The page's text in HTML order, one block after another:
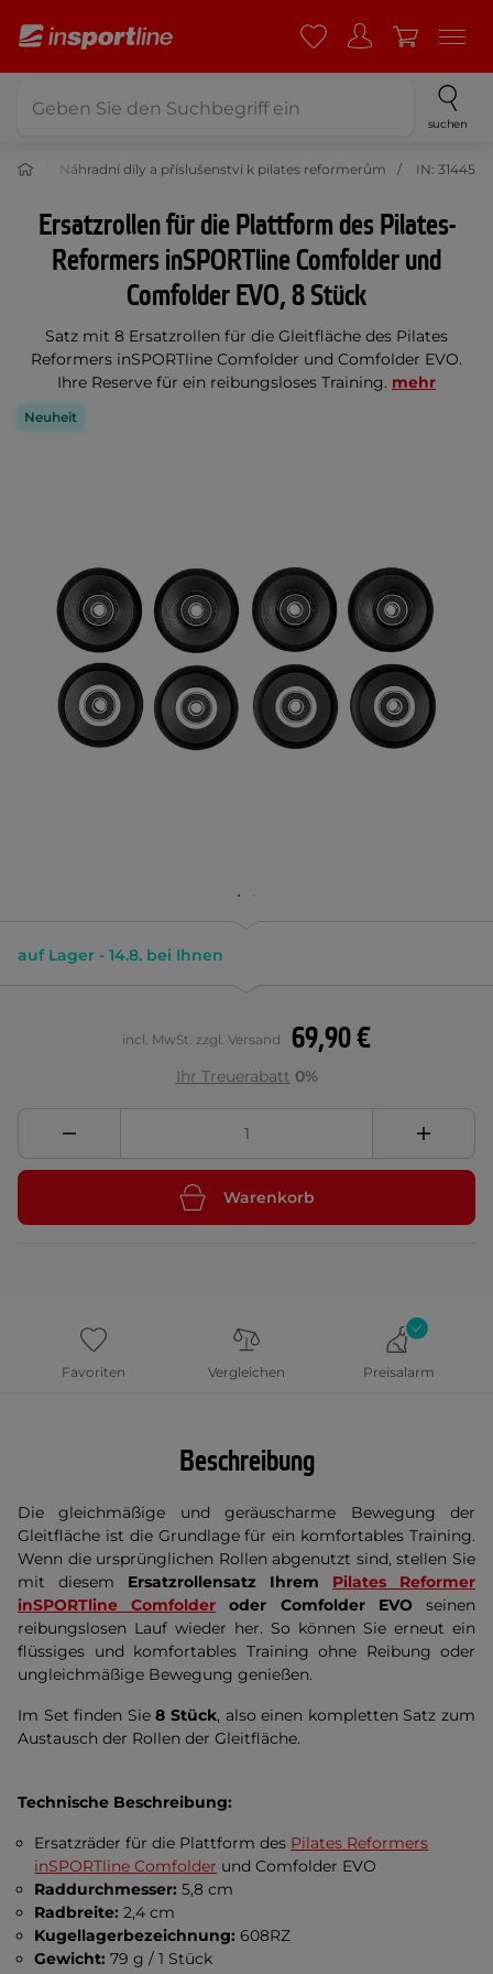
suchen
Náhradní díly a příslušenství k pilates reformerům IN: 31445
Ersatzrollen für die Plattform des Pilates-
Reformers inSPORTline Comfolder und
Comfolder EVO, 8 Stück
Satz mit 8 Ersatzrollen für die Gleitfläche des Pilates
Reformers inSPORTline Comfolder und Comfolder EVO.
Ihre Reserve für ein reibungsloses Training. mehr
Neuheit
auf Lager - 14.8. bei Ihnen
69,90 €
incl. MwSt. zzgl. Versand
Ihr Treuerabatt 0%
Warenkorb
Favoriten Vergleichen Preisalarm
Beschreibung
Die gleichmäßige und geräuscharme Bewegung der
Gleitfläche ist die Grundlage für ein komfortables Training.
Wenn die ursprünglichen Rollen abgenutzt sind, stellen Sie
mit diesem Ersatzrollensatz Ihrem Pilates Reformer
inSPORTline Comfolder oder Comfolder EVOseinen
reibungslosen Lauf wieder her. So können Sie erneut ein
flüssiges und komfortables Training ohne Reibung oder
ungleichmäßige Bewegung genießen.
Im Set finden Sie8 Stück, also einen kompletten Satz zum
Austausch der Rollen der Gleitfläche.
Technische Beschreibung:
Ersatzräder für die Plattform des Pilates Reformers
inSPORTline Comfolder und Comfolder EVO
Raddurchmesser: 5,8 cm
Radbreite: 2,4 cm
Kugellagerbezeichnung: 608RZ
Gewicht: 79 g / 1 Stück